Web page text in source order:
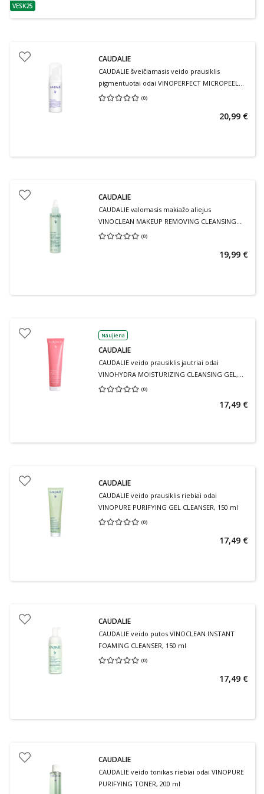
patarimas
VESK25
CAUDALIE
CAUDALIE šveičiamasis veido prausiklis
pigmentuotai odai VINOPERFECT MICROPEEL
FOAM, 100 ml (0)
Vidutinis įvertinimas 0.00
20,99 €
CAUDALIE
CAUDALIE valomasis makiažo aliejus
VINOCLEAN MAKEUP REMOVING CLEANSING
OIL, 150 ml
(0)
Vidutinis įvertinimas 0.00
19,99 €
Naujiena
CAUDALIE
CAUDALIE veido prausiklis jautriai odai
VINOHYDRA MOISTURIZING CLEANSING GEL,
150 ml
(0)
Vidutinis įvertinimas 0.00
17,49 €
CAUDALIE
CAUDALIE veido prausiklis riebiai odai
VINOPURE PURIFYING GEL CLEANSER, 150 ml
(0)
Vidutinis įvertinimas 0.00
17,49 €
CAUDALIE
CAUDALIE veido putos VINOCLEAN INSTANT
FOAMING CLEANSER, 150 ml
(0)
Vidutinis įvertinimas 0.00
17,49 €
CAUDALIE
CAUDALIE veido tonikas riebiai odai VINOPURE
PURIFYING TONER, 200 ml